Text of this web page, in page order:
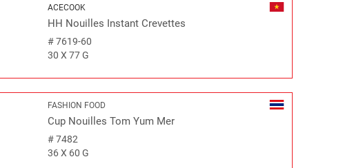
ACECOOK
HH Nouilles Instant Crevettes
#7619-60
30 X 77 G
FASHION FOOD
Cup Nouilles Tom Yum Mer
#7482
36 X 60 G